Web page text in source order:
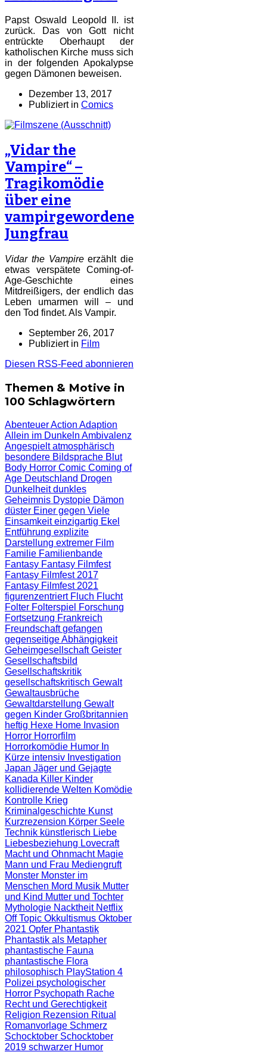
Papst Oswald Leopold II. ist
zurück. Das von Gott nicht
entrückte Oberhaupt der
katholischen Kirche muss sich
in der folgenden Apokalypse
gegen Dämonen beweisen.
Dezember 13, 2017
Publiziert in Comics
„Vidar the
Vampire“ –
Tragikomödie
über eine
vampirgewordene
Jungfrau
Vidar the Vampireerzählt die
etwas verspätete Coming-of-
Age-Geschichte eines
Mitdreißigers, der endlich das
Leben umarmen will – und
den Tod findet. Als Vampir.
September 26, 2017
Publiziert in Film
Diesen RSS-Feed abonnieren
Themen & Motive in
100 Schlagwörtern
AbenteuerAction Adaption
Allein im Dunkeln Ambivalenz
Angespieltatmosphärisch
besondere Bildsprache Blut
Body Horror Comic Coming of
Age Deutschland Drogen
Dunkelheitdunkles
Geheimnis Dystopie Dämon
düster Einer gegen Viele
Einsamkeiteinzigartig Ekel
Entführung explizite
Darstellung extremer Film
Familie Familienbande
Fantasy Fantasy Filmfest
Fantasy Filmfest 2017
Fantasy Filmfest 2021
figurenzentriert Fluch Flucht
Folter Folterspiel Forschung
Fortsetzung Frankreich
Freundschaftgefangen
gegenseitige Abhängigkeit
GeheimgesellschaftGeister
Gesellschaftsbild
Gesellschaftskritik
gesellschaftskritisch Gewalt
Gewaltausbrüche
Gewaltdarstellung Gewalt
gegen Kinder Großbritannien
heftig Hexe Home Invasion
Horror Horrorfilm
Horrorkomödie Humor In
Kürze intensiv Investigation
Japan Jäger und Gejagte
Kanada Killer Kinder
kollidierende Welten Komödie
Kontrolle Krieg
Kriminalgeschichte Kunst
Kurzrezension Körper Seele
Technik künstlerisch Liebe
Liebesbeziehung Lovecraft
Macht und Ohnmacht Magie
Mann und Frau Mediengruft
Monster Monster im
Menschen Mord Musik Mutter
und Kind Mutter und Tochter
Mythologie Nacktheit Netflix
Off Topic Okkultismus Oktober
2021 Opfer Phantastik
Phantastik als Metapher
phantastische Fauna
phantastische Flora
philosophisch PlayStation 4
Polizei psychologischer
Horror Psychopath Rache
Recht und Gerechtigkeit
Religion Rezension Ritual
Romanvorlage Schmerz
Schocktober Schocktober
2019 schwarzer Humor